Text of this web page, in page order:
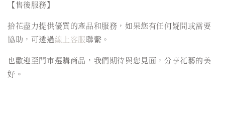
【售後服務】
拾花盡力提供優質的產品和服務，如果您有任何疑問或需要
協助，可透過線上客服聯繫。
也歡迎至門市選購商品，我們期待與您見面，分享花藝的美
好。